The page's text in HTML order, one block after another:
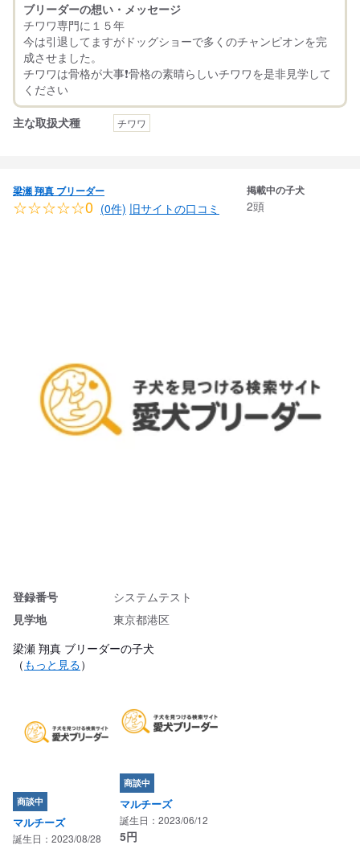
ブリーダーの想い・メッセージ
チワワ専門に１５年
今は引退してますがドッグショーで多くのチャンピオンを完
成させました。
チワワは骨格が大事❗️骨格の素晴らしいチワワを是非見学して
主な取扱犬種 チワワ
梁瀬 翔真 ブリーダー
☆☆☆☆☆0 (0件) 旧サイトの口コミ
掲載中の子犬
2頭
登録番号
システムテスト
見学地
東京都港区
梁瀬 翔真 ブリーダーの子犬
（ もっと見る）
商談中
マルチーズ
誕生日：2023/08/28
商談中
マルチーズ
誕生日：2023/06/12
5円